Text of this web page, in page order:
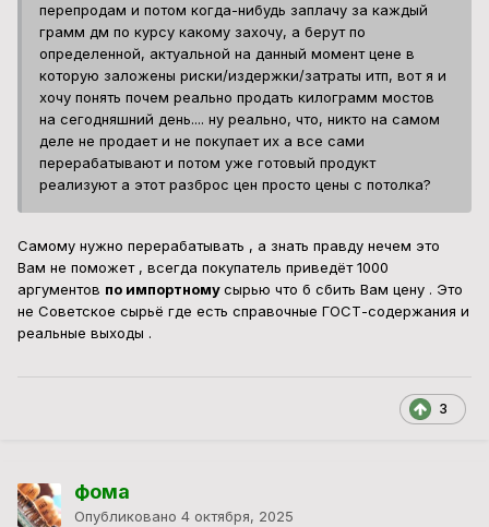
перепродам и потом когда-нибудь заплачу за каждый
грамм дм по курсу какому захочу, а берут по
определенной, актуальной на данный момент цене в
которую заложены риски/издержки/затраты итп, вот я и
хочу понять почем реально продать килограмм мостов
на сегодняшний день.... ну реально, что, никто на самом
деле не продает и не покупает их а все сами
перерабатывают и потом уже готовый продукт
реализуют а этот разброс цен просто цены с потолка?
Самому нужно перерабатывать , а знать правду нечем это
Вам не поможет , всегда покупатель приведёт 1000
аргументов по импортномусырью что б сбить Вам цену . Это
не Советское сырьё где есть справочные ГОСТ-содержания и
реальные выходы .
3
фома
Опубликовано 4 октября, 2025